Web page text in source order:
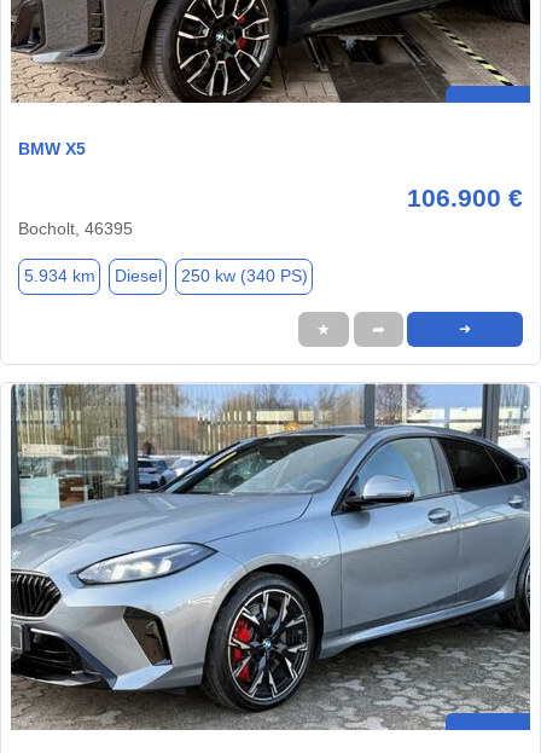
BMW X5
106.900 €
Bocholt, 46395
5.934 km Diesel 250 kw (340 PS)
★ ➦ ➜